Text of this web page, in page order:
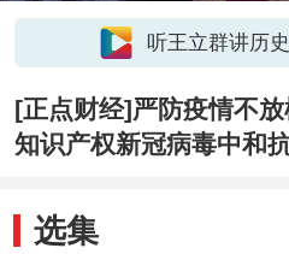
听王立群讲历
[正点财经]严防疫情不
知识产权新冠病毒中和
选集